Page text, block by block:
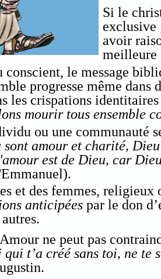
Si le
exclusive
avoir
meilleure
et des femmes, religieux
anticipées par le don
ne peut pas
qui t’a créé sans toi, ne te
ou une communauté
sont amour et charité,
est de Dieu, car
conscient, le message
progresse même dans
les crispations identitaires
mourir tous ensemble